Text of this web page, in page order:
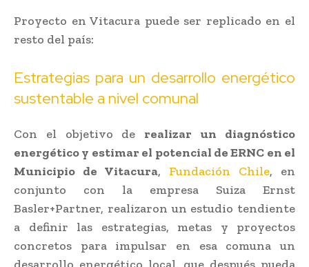
Proyecto en Vitacura puede ser replicado en el
resto del país:
Estrategias para un desarrollo energético
sustentable a nivel comunal
Con el objetivo de realizar un diagnóstico
energético y estimar el potencial de ERNC en el
Municipio de Vitacura, Fundación Chile, en
conjunto con la empresa Suiza Ernst
Basler+Partner, realizaron un estudio tendiente
a definir las estrategias, metas y proyectos
concretos para impulsar en esa comuna un